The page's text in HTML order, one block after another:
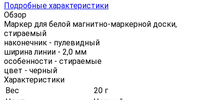
Подробные характеристики
Обзор
Маркер для белой магнитно-маркерной доски,
стираемый
наконечник - пулевидный
ширина линии - 2,0 мм
особенности - стираемые
цвет - черный
Характеристики
Вес
20 г